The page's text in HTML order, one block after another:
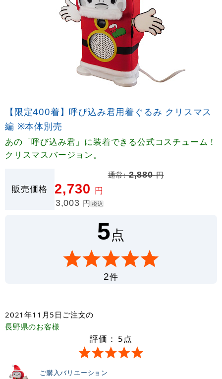
【限定400着】呼び込み君用着ぐるみ クリスマス
編 ※本体別売
あの「呼び込み君」に装着できる公式コスチューム！
クリスマスバージョン。
販売価格
通常:2,880円
2,730 円
3,003 円 税込
5点
2件
2021年11月5日 ご注文の
長野県のお客様
評価： 5点
ご購入バリエーション